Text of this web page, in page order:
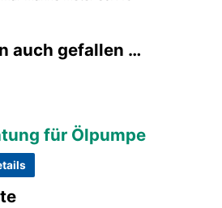
auch gefallen …
für Ölpumpe